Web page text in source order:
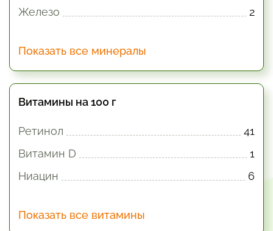
Железо
2
Показать все минералы
Витамины на 100 г
Ретинол
41
Витамин D
1
Ниацин
6
Показать все витамины